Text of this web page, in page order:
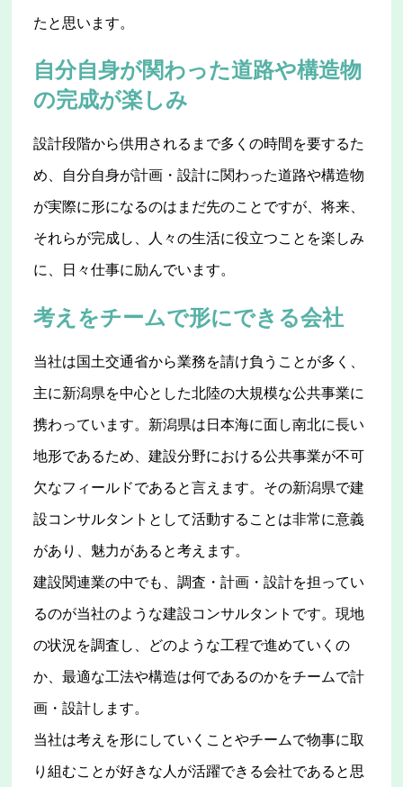
たと思います。
自分自身が関わった道路や構造物
の完成が楽しみ
設計段階から供用されるまで多くの時間を要するた
め、自分自身が計画・設計に関わった道路や構造物
が実際に形になるのはまだ先のことですが、将来、
それらが完成し、人々の生活に役立つことを楽しみ
に、日々仕事に励んでいます。
考えをチームで形にできる会社
当社は国土交通省から業務を請け負うことが多く、
主に新潟県を中心とした北陸の大規模な公共事業に
携わっています。新潟県は日本海に面し南北に長い
地形であるため、建設分野における公共事業が不可
欠なフィールドであると言えます。その新潟県で建
設コンサルタントとして活動することは非常に意義
があり、魅力があると考えます。
建設関連業の中でも、調査・計画・設計を担ってい
るのが当社のような建設コンサルタントです。現地
の状況を調査し、どのような工程で進めていくの
か、最適な工法や構造は何であるのかをチームで計
画・設計します。
当社は考えを形にしていくことやチームで物事に取
り組むことが好きな人が活躍できる会社であると思